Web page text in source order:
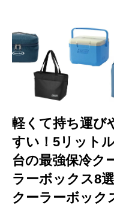
軽くて持ち運び
すい！5リット
台の最強保冷ク
ラーボックス8
クーラーボック